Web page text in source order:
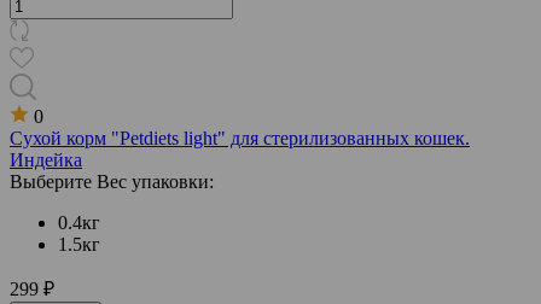
0
Сухой корм "Petdiets light" для стерилизованных кошек.
Индейка
Выберите Вес упаковки:
0.4кг
1.5кг
299 ₽